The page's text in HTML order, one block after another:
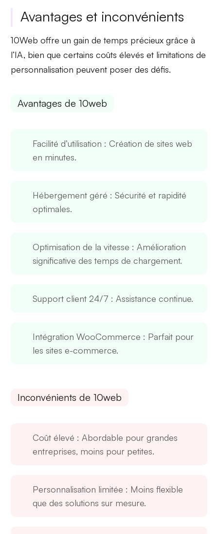
Avantages et inconvénients
10Web offreun gain de temps précieux grâce à
l’IA, bien que certainscoûts élevés et limitations de
personnalisation peuvent poser des défis.
Avantages de 10web
Facilité d’utilisation : Création de sites web
en minutes.
Hébergement géré : Sécurité et rapidité
optimales.
Optimisation de la vitesse : Amélioration
significative des temps de chargement.
Support client 24/7 : Assistance continue.
Intégration WooCommerce : Parfait pour
les sites e-commerce.
Inconvénients de 10web
Coût élevé : Abordable pour grandes
entreprises, moins pour petites.
Personnalisation limitée : Moins flexible
que des solutions sur mesure.